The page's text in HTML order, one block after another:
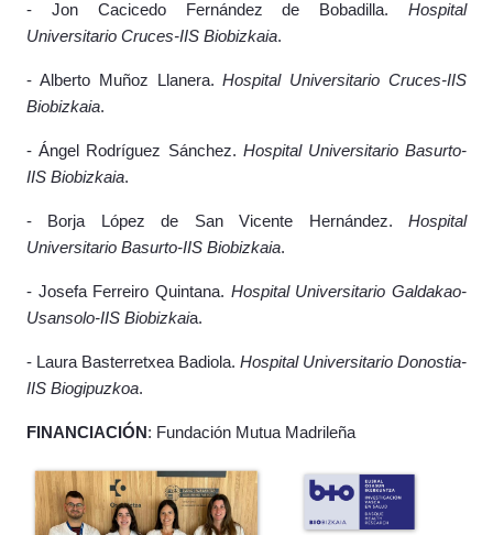
- Jon Cacicedo Fernández de Bobadilla. Hospital
Universitario Cruces-IIS Biobizkaia.
- Alberto Muñoz Llanera.Hospital Universitario Cruces-IIS
Biobizkaia.
- Ángel Rodríguez Sánchez. Hospital Universitario Basurto-
IIS Biobizkaia.
- Borja López de San Vicente Hernández. Hospital
Universitario Basurto-IIS Biobizkaia.
- Josefa Ferreiro Quintana. Hospital Universitario Galdakao-
Usansolo-IIS Biobizkaia.
- Laura Basterretxea Badiola. Hospital Universitario Donostia-
IIS Biogipuzkoa.
FINANCIACIÓN : Fundación Mutua Madrileña